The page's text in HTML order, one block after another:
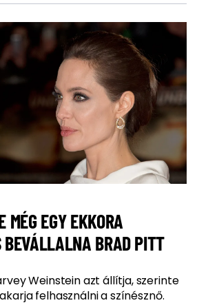
EGY EKKORA
BEVÁLLALNA BRAD PITT
Weinstein azt állítja, szerinte
felhasználni a színésznő.